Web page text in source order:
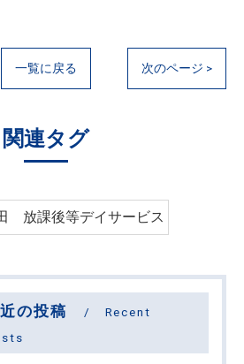
一覧に戻る 次のページ >
関連タグ
放課後等デイサービス
の投稿
Recent